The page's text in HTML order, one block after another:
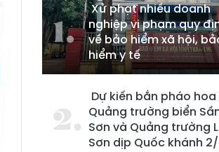
Xử phạt nhiều doanh
nghiệp vi phạm quy
về bảo hiểm xã hội,
hiểm y tế
Dự kiến bắn pháo
Quảng trường biển
Sơn và Quảng trường
Sơn dịp Quốc khánh